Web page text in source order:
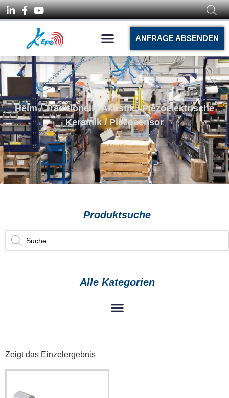
ANFRAGE ABSENDEN
Heim/Traditionelle Akustik/Piezoelektrische
Keramik/ Piezosensor
Produktsuche
Alle Kategorien
Zeigt das Einzelergebnis